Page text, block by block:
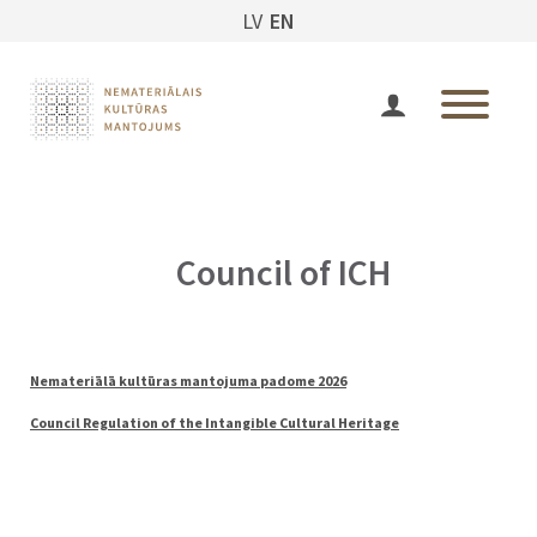
LV EN
Council of ICH
Nemateriālā kultūras mantojuma padome 2026
Council Regulation of the Intangible Cultural Heritage